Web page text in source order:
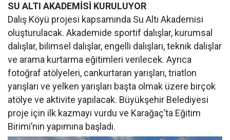
SU ALTI AKADEMİSİ KURULUYOR
Dalış Köyü projesi kapsamında Su Altı Akademisi
oluşturulacak. Akademide sportif dalışlar, kurumsal
dalışlar, bilimsel dalışlar, engelli dalışları, teknik dalışlar
ve arama kurtarma eğitimleri verilecek. Ayrıca
fotoğraf atölyeleri, cankurtaran yarışları, triatlon
yarışları ve yelken yarışları başta olmak üzere birçok
atölye ve aktivite yapılacak. Büyükşehir Belediyesi
proje için ilk kazmayı vurdu ve Karağaç’ta Eğitim
Birimi’nin yapımına başladı.